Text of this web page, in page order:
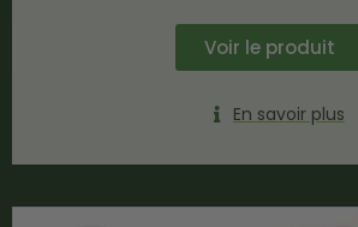
Voir le produit
En savoir plus